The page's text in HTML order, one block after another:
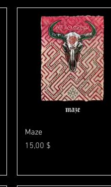
Maze
Τιμή
15,00 $